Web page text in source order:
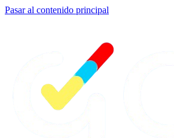
Pasar al contenido principal